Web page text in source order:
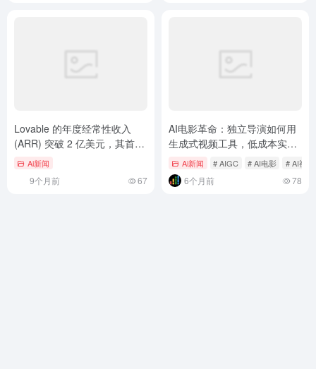
Lovable 的年度经常性收入
(ARR) 突破 2 亿美元，其首席
执行官将成功归功于公司留在
Ai新闻
9个月前 67
AI电影革命：独立导演如何用
生成式视频工具，低成本实现
高概念叙事？
Ai新闻 # AIGC # AI电影 # AI视
6个月前 78